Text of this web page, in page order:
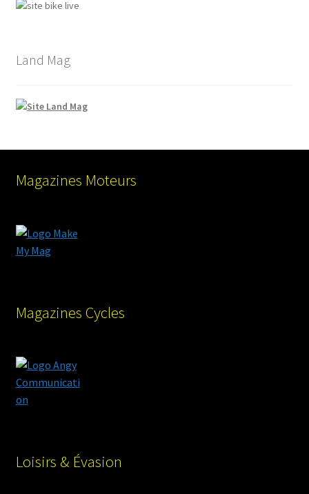
Land Mag
Magazines Moteurs
Magazines Cycles
Loisirs & Évasion